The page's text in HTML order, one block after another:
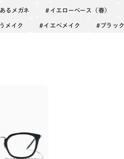
るメガネ イエローベース（春）
メイク イエベメイク ブラック